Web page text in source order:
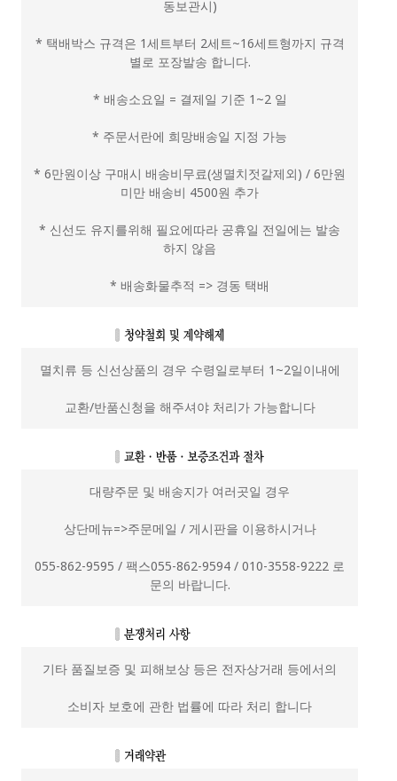
동보관시)
* 택배박스 규격은 1세트부터 2세트~16세트형까지 규격
별로 포장발송 합니다.
* 배송소요일 = 결제일 기준 1~2 일
* 주문서란에 희망배송일 지정 가능
* 6만원이상 구매시 배송비무료(생멸치젓갈제외) / 6만원
미만 배송비 4500원 추가
* 신선도 유지를위해 필요에따라 공휴일 전일에는 발송
하지 않음
* 배송화물추적 => 경동 택배
멸치류 등 신선상품의 경우 수령일로부터 1~2일이내에
교환/반품신청을 해주셔야 처리가 가능합니다
대량주문 및 배송지가 여러곳일 경우
상단메뉴=>주문메일 / 게시판을 이용하시거나
055-862-9595 / 팩스055-862-9594 / 010-3558-9222 로
문의 바랍니다.
기타 품질보증 및 피해보상 등은 전자상거래 등에서의
소비자 보호에 관한 법률에 따라 처리 합니다